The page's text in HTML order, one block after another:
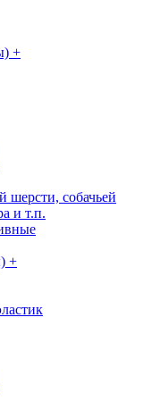
+
шерсти, собачьей
и т.п.
+